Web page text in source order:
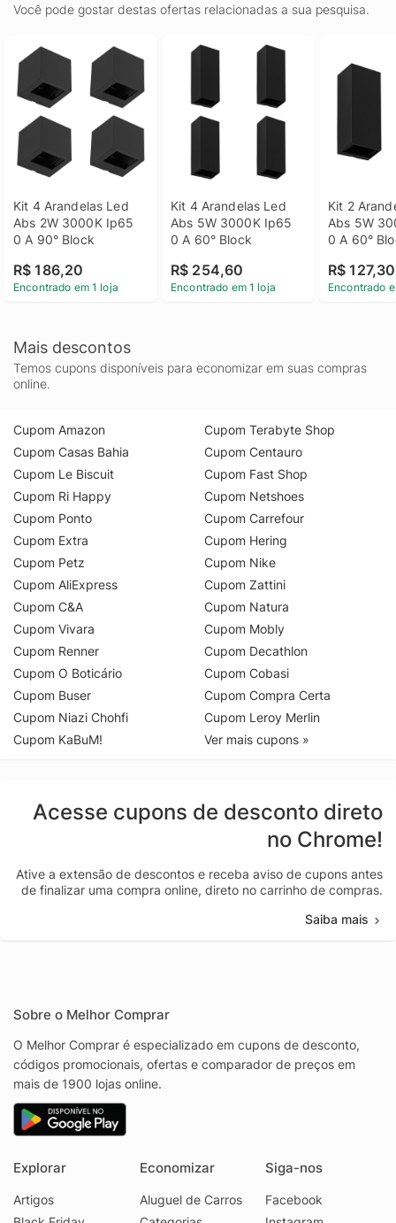
Você pode gostar destas ofertas relacionadas a sua pesquisa.
Kit 4 Arandelas Led
Abs 2W 3000K Ip65
0 A 90° Block
R$ 186,20
Encontrado em 1 loja
Kit 4 Arandelas Led
Abs 5W 3000K Ip65
0 A 60° Block
R$ 254,60
Encontrado em 1 loja
Kit 2
Abs 5W
0 A 60°
R$ 127,30
Encontrado
Mais descontos
Temos cupons disponíveis para economizar em suas compras
online.
Cupom Amazon
Cupom Casas Bahia
Cupom Le Biscuit
Cupom Ri Happy
Cupom Ponto
Cupom Extra
Cupom Petz
Cupom AliExpress
Cupom C&A
Cupom Vivara
Cupom Renner
Cupom O Boticário
Cupom Buser
Cupom Niazi Chohfi
Cupom KaBuM!
Cupom Terabyte Shop
Cupom Centauro
Cupom Fast Shop
Cupom Netshoes
Cupom Carrefour
Cupom Hering
Cupom Nike
Cupom Zattini
Cupom Natura
Cupom Mobly
Cupom Decathlon
Cupom Cobasi
Cupom Compra Certa
Cupom Leroy Merlin
Ver mais cupons »
Acesse cupons de desconto direto
no Chrome!
Ative a extensão de descontos e receba aviso de cupons antes
de finalizar uma compra online, direto no carrinho de compras.
Saiba mais
Sobre o Melhor Comprar
O Melhor Comprar é especializado em cupons de desconto,
códigos promocionais, ofertas e comparador de preços em
mais de 1900 lojas online.
Explorar
Artigos
Economizar
Aluguel de Carros
Siga-nos
Facebook